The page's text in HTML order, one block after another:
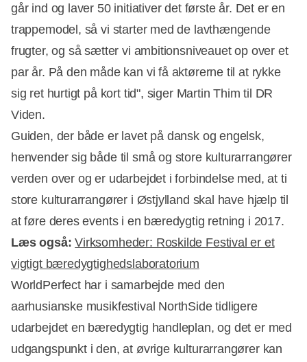
går ind og laver 50 initiativer det første år. Det er en
trappemodel, så vi starter med de lavthængende
frugter, og så sætter vi ambitionsniveauet op over et
par år. På den måde kan vi få aktørerne til at rykke
sig ret hurtigt på kort tid", siger Martin Thim til DR
Viden.
Guiden, der både er lavet på dansk og engelsk,
henvender sig både til små og store kulturarrangører
verden over og er udarbejdet i forbindelse med, at ti
store kulturarrangører i Østjylland skal have hjælp til
at føre deres events i en bæredygtig retning i 2017.
Læs også:Virksomheder: Roskilde Festival er et
vigtigt bæredygtighedslaboratorium
WorldPerfect har i samarbejde med den
aarhusianske musikfestival NorthSide tidligere
udarbejdet en bæredygtig handleplan, og det er med
udgangspunkt i den, at øvrige kulturarrangører kan